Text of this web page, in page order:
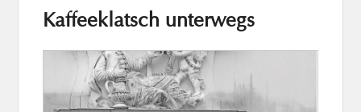
Kaffeeklatsch unterwegs